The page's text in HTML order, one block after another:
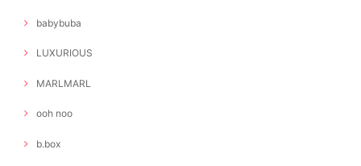
babybuba
LUXURIOUS
MARLMARL
ooh noo
b.box